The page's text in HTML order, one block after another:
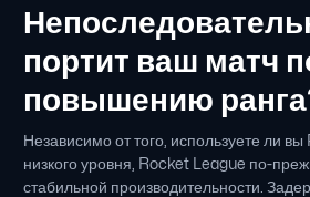
портит ваш матч
повышению
Независимо от того, используете ли вы
низкого уровня, Rocket League по-
стабильной производительности.